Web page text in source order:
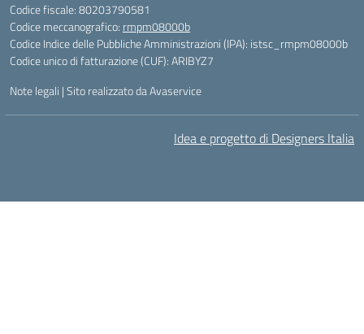
Codice fiscale: 80203790581
Codice meccanografico: rmpm08000b
Codice Indice delle Pubbliche Amministrazioni (IPA): istsc_rmpm08000b
Codice unico di fatturazione (CUF): ARIBYZ7
Note legali |Sito realizzato da Avaservice
Idea e progetto di Designers Italia